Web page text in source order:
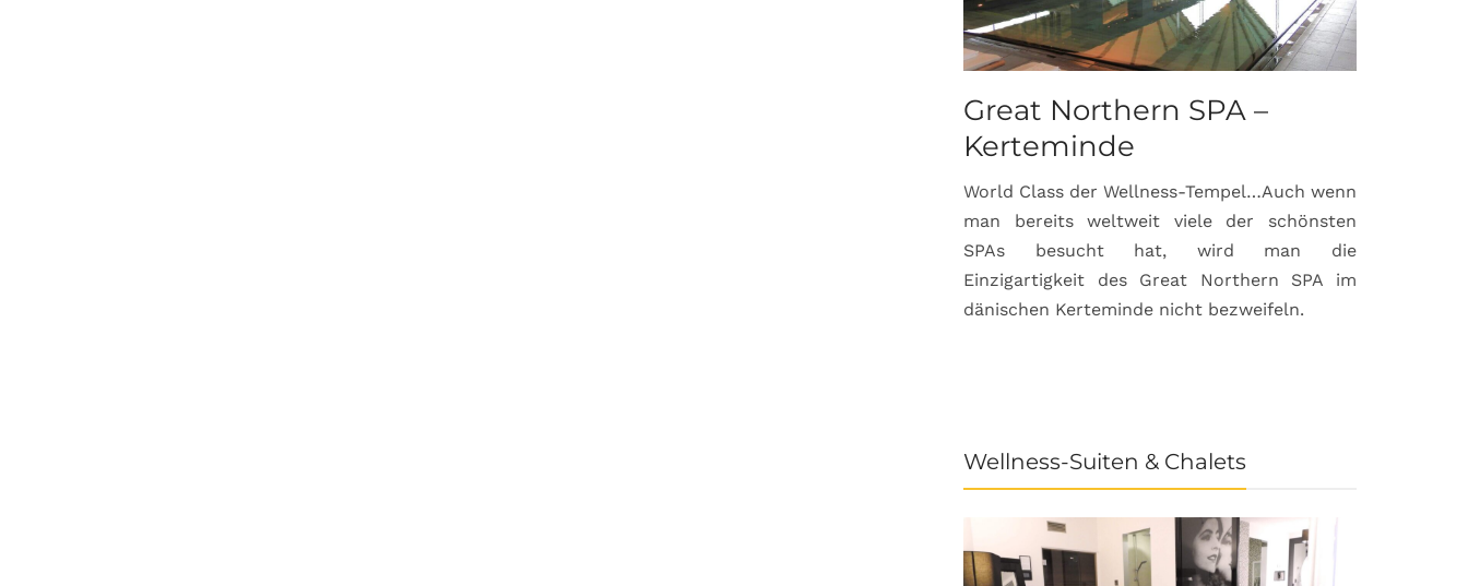
Great Northern SPA –
Kerteminde
World Class der Wellness-Tempel…Auch wenn
man bereits weltweit viele der schönsten
SPAs besucht hat, wird man die
Einzigartigkeit des Great Northern SPA im
dänischen Kerteminde nicht bezweifeln.
Wellness-Suiten & Chalets